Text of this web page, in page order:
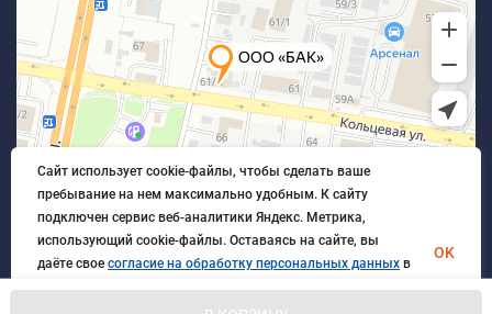
Сайт использует cookie-файлы, чтобы сделать ваше
пребывание на нем максимально удобным. К cайту
подключен сервис веб-аналитики Яндекс. Метрика,
использующий cookie-файлы. Оставаясь на сайте, вы
даёте свое согласие на обработку персональных данных в
порядке, указанном вПолитике обработки персональных
OK